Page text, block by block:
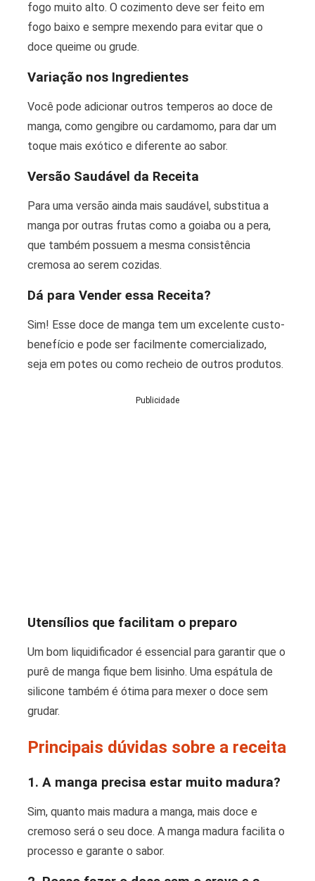
fogo muito alto. O cozimento deve ser feito em
fogo baixo e sempre mexendo para evitar que o
doce queime ou grude.
Variação nos Ingredientes
Você pode adicionar outros temperos ao doce de
manga, como gengibre ou cardamomo, para dar um
toque mais exótico e diferente ao sabor.
Versão Saudável da Receita
Para uma versão ainda mais saudável, substitua a
manga por outras frutas como a goiaba ou a pera,
que também possuem a mesma consistência
cremosa ao serem cozidas.
Dá para Vender essa Receita?
Sim! Esse doce de manga tem um excelente custo-
benefício e pode ser facilmente comercializado,
seja em potes ou como recheio de outros produtos.
Publicidade
Utensílios que facilitam o preparo
Um bom liquidificador é essencial para garantir que o
purê de manga fique bem lisinho. Uma espátula de
silicone também é ótima para mexer o doce sem
grudar.
Principais dúvidas sobre a receita
1. A manga precisa estar muito madura?
Sim, quanto mais madura a manga, mais doce e
cremoso será o seu doce. A manga madura facilita o
processo e garante o sabor.